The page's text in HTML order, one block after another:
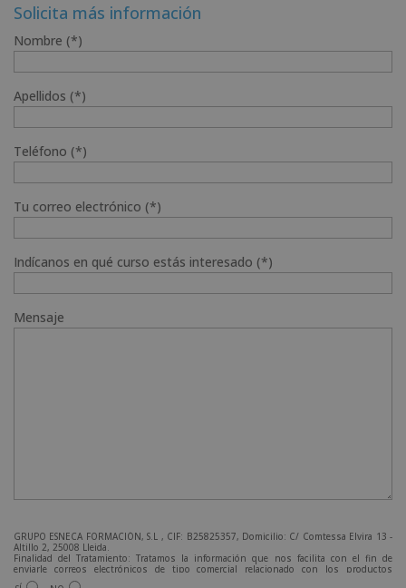
Solicita más información
Nombre (*)
Apellidos (*)
Teléfono (*)
Tu correo electrónico (*)
Indícanos en qué curso estás interesado (*)
Mensaje
GRUPO ESNECA FORMACIÓN, S.L , CIF: B25825357, Domicilio: C/ Comtessa Elvira 13 -
Altillo 2, 25008 Lleida.
Finalidad del Tratamiento: Tratamos la información que nos facilita con el fin de
enviarle correos electrónicos de tipo comercial relacionado con los productos
ofrecidos y otros tipo de productos que fueran de su interés.